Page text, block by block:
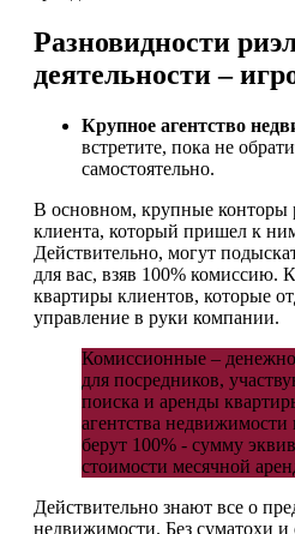
Разновидности
деятельности –
Крупное агентство
встретите, пока не
самостоятельно.
В основном, крупные конторы
клиента, который пришел к
Действительно, могут
для вас, взяв 100% комиссию.
квартиры клиентов, которые
управление в руки компании.
Комиссионные –
для посредников,
поиска и аренды
агентства
берут 100% - сумму
стоимости месячной
Действительно знают все о
недвижимости. Без суматохи и